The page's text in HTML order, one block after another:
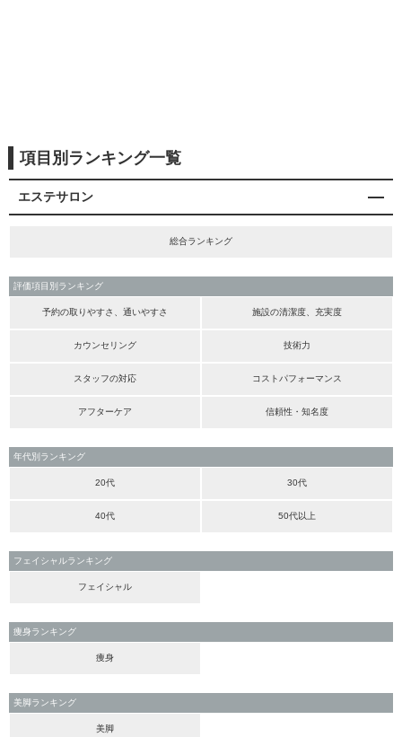
項目別ランキング一覧
エステサロン
総合ランキング
評価項目別ランキング
予約の取りやすさ、通いやすさ 施設の清潔度、充実度
カウンセリング 技術力
スタッフの対応 コストパフォーマンス
アフターケア 信頼性・知名度
年代別ランキング
20代 30代
40代 50代以上
フェイシャルランキング
フェイシャル
痩身ランキング
痩身
美脚ランキング
美脚